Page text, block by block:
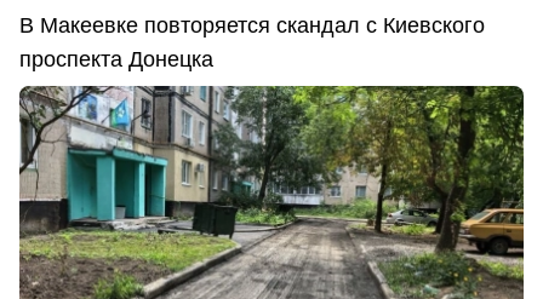
В Макеевке повторяется скандал с Киевского
проспекта Донецка